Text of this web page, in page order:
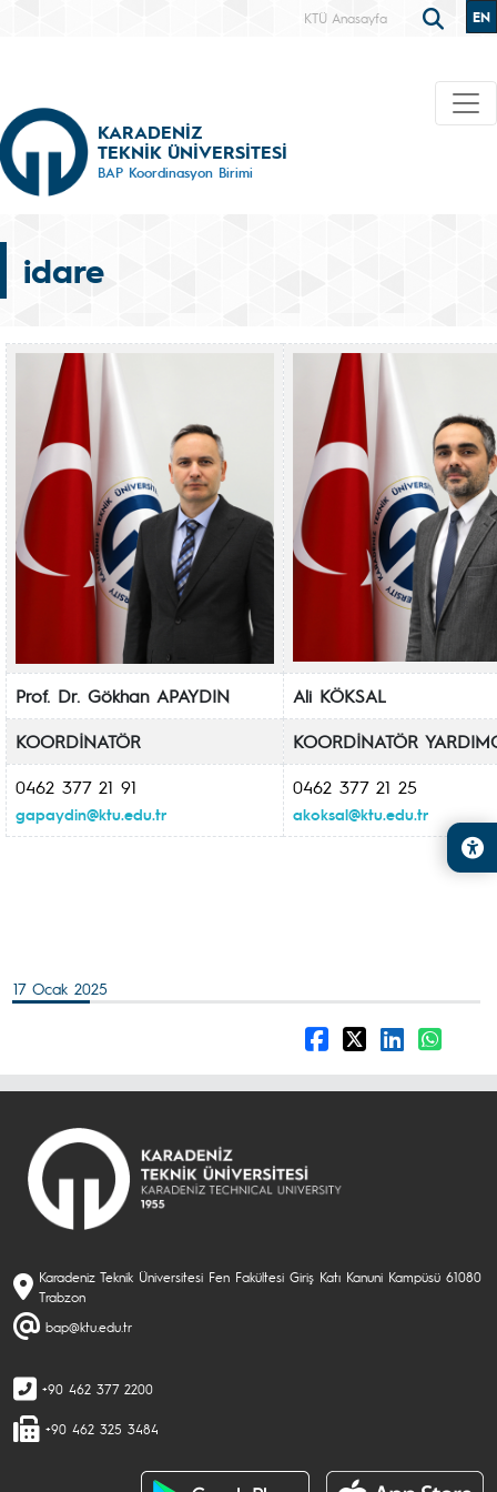
KTÜ Anasayfa EN
KARADENİZ
TEKNİK ÜNİVERSİTESİ
BAP Koordinasyon Birimi
idare
Prof. Dr. Gökhan APAYDIN
Ali KÖKSAL
KOORDİNATÖR
KOORDİNATÖR
0462 377 21 91
gapaydin@ktu.edu.tr
0462 377 21 25
akoksal@ktu.edu.tr
17 Ocak 2025
Karadeniz Teknik Üniversitesi Fen Fakültesi Giriş Katı Kanuni Kampüsü 61080
Trabzon
bap@ktu.edu.tr
+90 462 377 2200
+90 462 325 3484